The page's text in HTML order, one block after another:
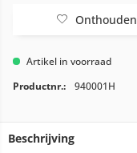
Onthouden
Artikel in voorraad
Productnr.:
940001H
Beschrijving